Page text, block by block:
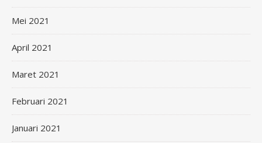
Mei 2021
April 2021
Maret 2021
Februari 2021
Januari 2021